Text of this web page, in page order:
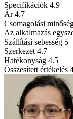
Specifikációk 4.9
Ár 4.7
Csomagolási
Az alkalmazás
Szállítási sebesség 5
Szerkezet 4.7
Hatékonyság 4.5
Összesített értékelés